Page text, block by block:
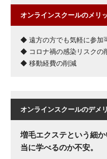
オンラインスクールのメリ
◆ 遠方の方でも気軽に参加
◆ コロナ禍の感染リスクの
◆ 移動経費の削減
オンラインスクールのデメ
増毛エクステという細
当に学べるのか不安。